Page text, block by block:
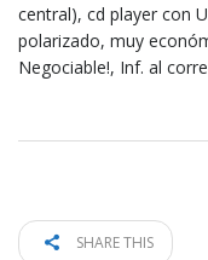
central), cd player con
polarizado, muy
Negociable!, Inf. al
SHARE THIS